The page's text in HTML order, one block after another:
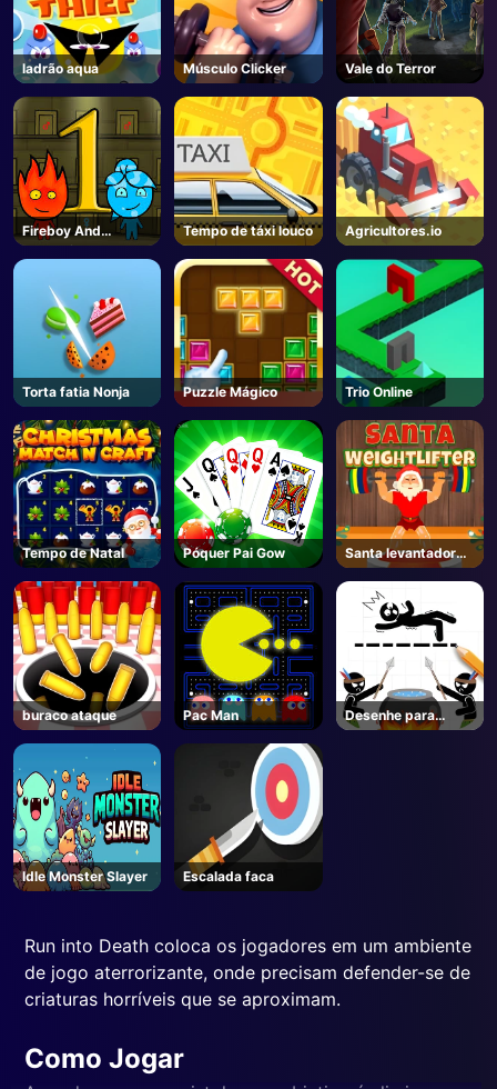
ladrão aqua Músculo Clicker Vale do Terror
Fireboy And
Watergirl 1
Tempo de táxi louco Agricultores.io
Torta fatia Nonja Puzzle Mágico Trio Online
Tempo de Natal Póquer Pai Gow
Santa levantador
de peso
buraco ataque Pac Man
Desenhe para
salvar
Idle Monster Slayer Escalada faca
Run into Death coloca os jogadores em um ambiente
de jogo aterrorizante, onde precisam defender-se de
criaturas horríveis que se aproximam.
Como Jogar